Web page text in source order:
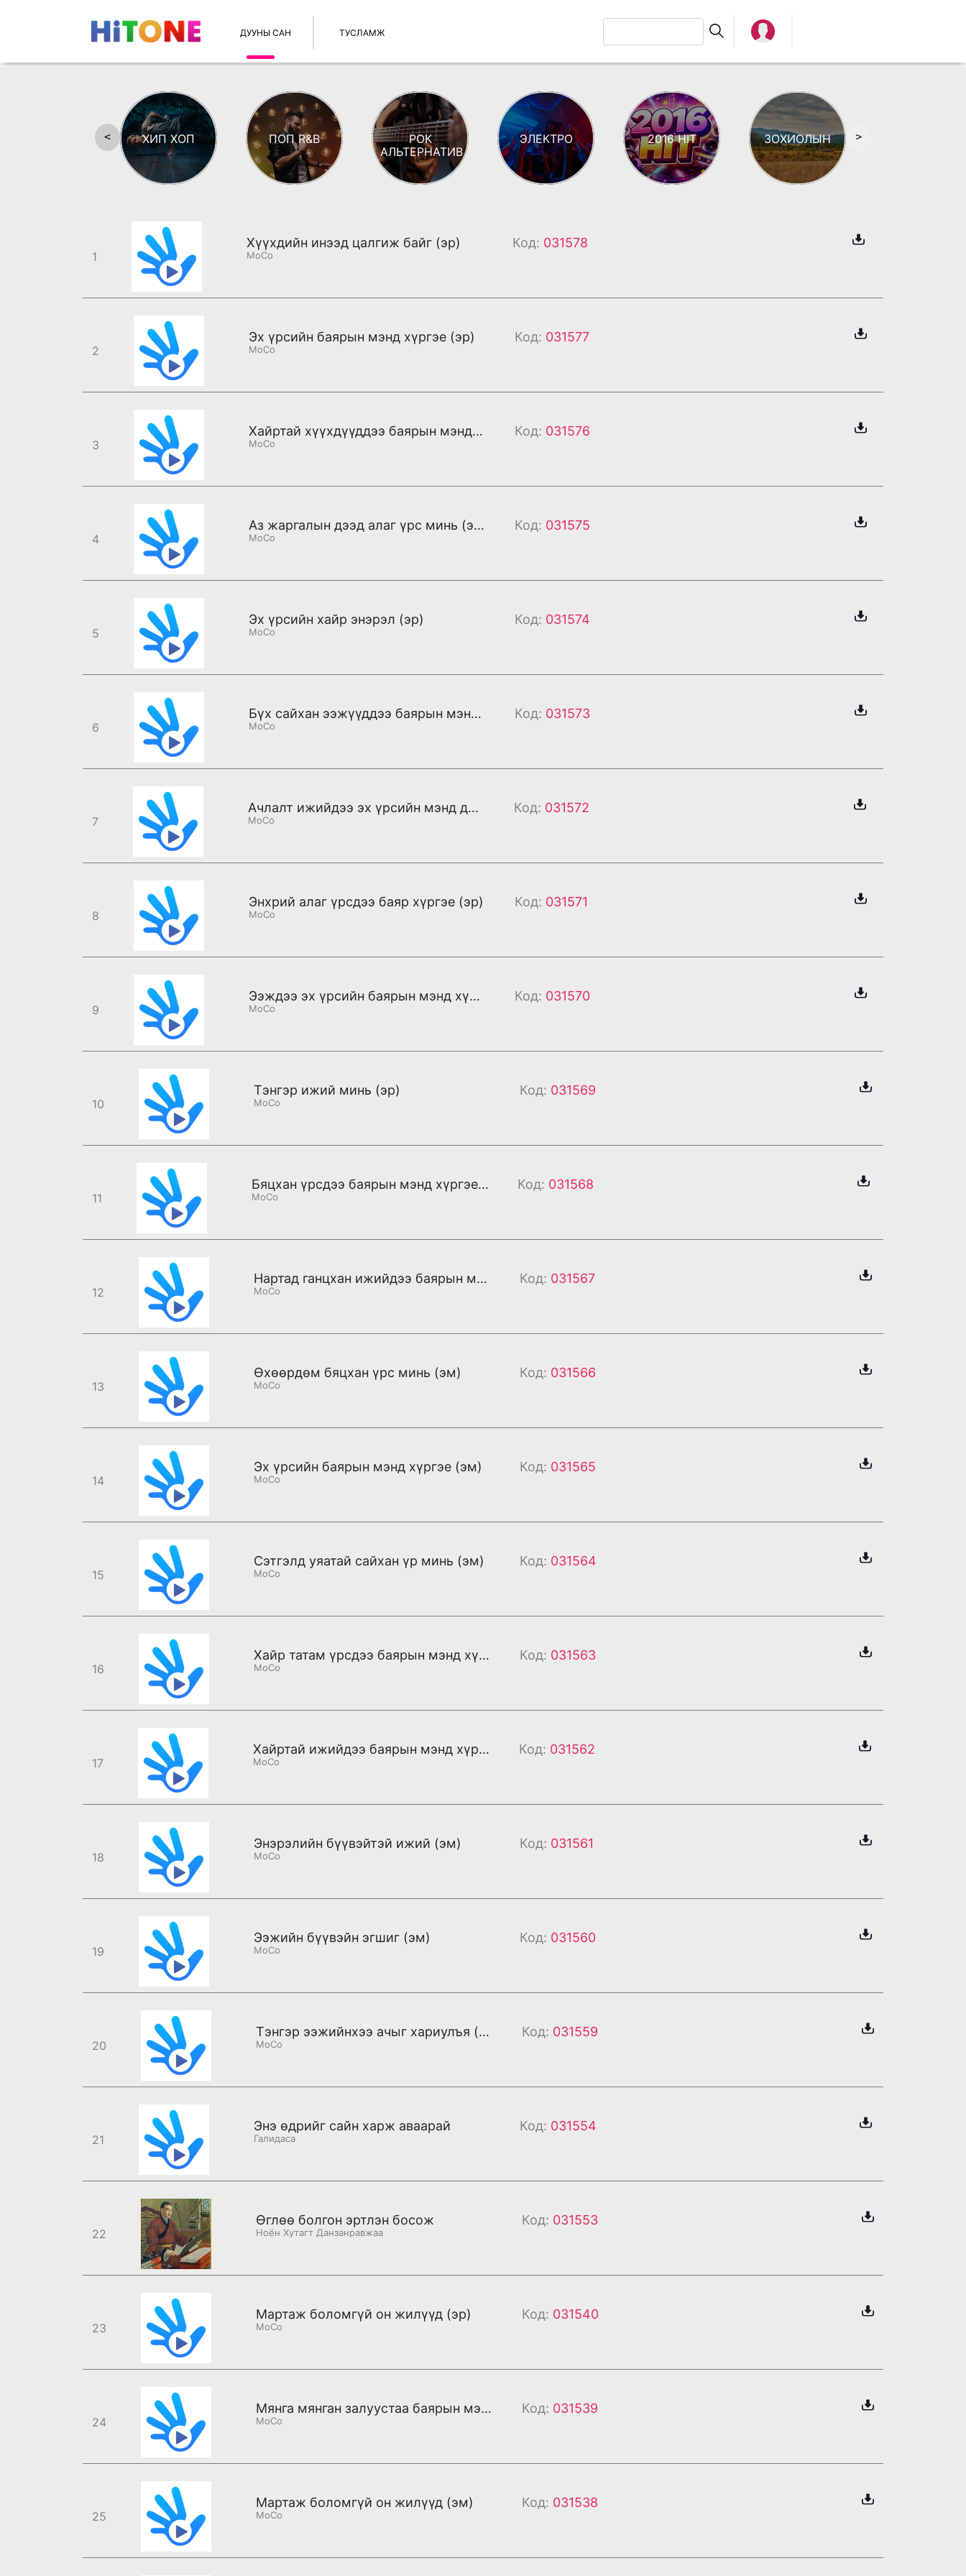
ДУУНЫ САН ТУСЛАМЖ
ХИП ХОП ПОП R&B
РОК
АЛЬТЕРНАТИВ
ЭЛЕКТРО 2016 HIT ЗОХИОЛЫН
< >
1
Хүүхдийн инээд цалгиж байг (эр)
MoCo
Код: 031578
2
Эх үрсийн баярын мэнд хүргэе (эр)
MoCo
Код: 031577
3
Хайртай хүүхдүүддээ баярын мэнд хүргэе (эр)
MoCo
Код: 031576
4
Аз жаргалын дээд алаг үрс минь (эр)
MoCo
Код: 031575
5
Эх үрсийн хайр энэрэл (эр)
MoCo
Код: 031574
6
Бүх сайхан ээжүүддээ баярын мэнд хүргэе (эр)
MoCo
Код: 031573
7
Ачлалт ижийдээ эх үрсийн мэнд дэвшүүлье (эр)
MoCo
Код: 031572
8
Энхрий алаг үрсдээ баяр хүргэе (эр)
MoCo
Код: 031571
9
Ээждээ эх үрсийн баярын мэнд хүргэе (эр)
MoCo
Код: 031570
10
Тэнгэр ижий минь (эр)
MoCo
Код: 031569
11
Бяцхан үрсдээ баярын мэнд хүргэе (эм)
MoCo
Код: 031568
12
Нартад ганцхан ижийдээ баярын мэнд дэвшүүлье (эм)
MoCo
Код: 031567
13
Өхөөрдөм бяцхан үрс минь (эм)
MoCo
Код: 031566
14
Эх үрсийн баярын мэнд хүргэе (эм)
MoCo
Код: 031565
15
Сэтгэлд уяатай сайхан үр минь (эм)
MoCo
Код: 031564
16
Хайр татам үрсдээ баярын мэнд хүргэе (эм)
MoCo
Код: 031563
17
Хайртай ижийдээ баярын мэнд хүргэе (эм)
MoCo
Код: 031562
18
Энэрэлийн бүүвэйтэй ижий (эм)
MoCo
Код: 031561
19
Ээжийн бүүвэйн эгшиг (эм)
MoCo
Код: 031560
20
Тэнгэр ээжийнхээ ачыг хариулъя (эм)
MoCo
Код: 031559
21
Энэ өдрийг сайн харж аваарай
Галидаса
Код: 031554
22
Өглөө болгон эртлэн босож
Ноён Хутагт Данзанравжаа
Код: 031553
23
Мартаж боломгүй он жилүүд (эр)
MoCo
Код: 031540
24
Мянга мянган залуустаа баярын мэнд хүргэе (эр)
MoCo
Код: 031539
25
Мартаж боломгүй он жилүүд (эм)
MoCo
Код: 031538